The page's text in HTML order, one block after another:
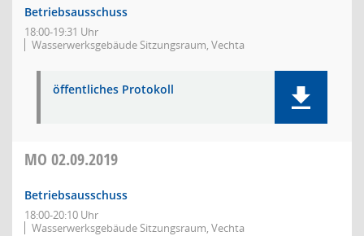
Betriebsausschuss
18:00-19:31 Uhr
Wasserwerksgebäude Sitzungsraum, Vechta
öffentliches Protokoll
MO 02.09.2019
Betriebsausschuss
18:00-20:10 Uhr
Wasserwerksgebäude Sitzungsraum, Vechta